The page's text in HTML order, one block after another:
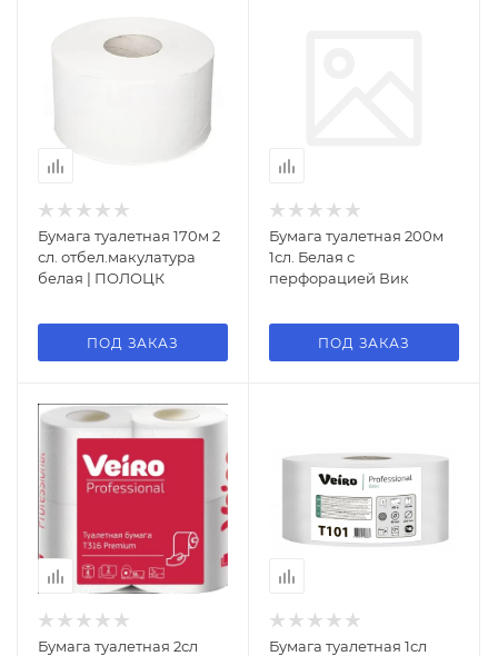
Бумага туалетная 170м 2
сл. отбел.макулатура
белая | ПОЛОЦК
ПОД ЗАКАЗ
Бумага туалетная 200м
1сл. Белая с
перфорацией Вик
ПОД ЗАКАЗ
Бумага туалетная 2сл
Бумага туалетная 1сл